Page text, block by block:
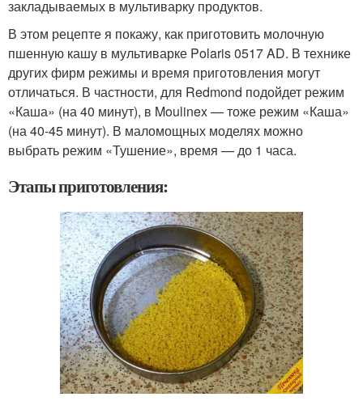
закладываемых в мультиварку продуктов.
В этом рецепте я покажу, как приготовить молочную
пшенную кашу в мультиварке Polaris 0517 AD. В технике
других фирм режимы и время приготовления могут
отличаться. В частности, для Redmond подойдет режим
«Каша» (на 40 минут), в Moulinex — тоже режим «Каша»
(на 40-45 минут). В маломощных моделях можно
выбрать режим «Тушение», время — до 1 часа.
Этапы приготовления: